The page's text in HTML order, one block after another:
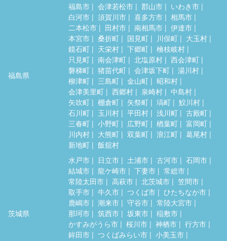
福島県
福島市 会津若松市 郡山市
いわき市
白河市
須賀川市 喜多方市
相馬市
二本松市
田村市 南相馬市
伊達市
本宮市
桑折町 国見町 川俣町
大玉村
鏡石町
天栄村 下郷町
檜枝岐村
只見町
南会津町 北塩原村
西会津町
磐梯町
猪苗代町 会津坂下町
湯川村
柳津町
三島町 金山町
昭和村
会津美里町
西郷村 泉崎村
中島村
矢吹町
棚倉町 矢祭町 塙町
鮫川村
石川町
玉川村 平田村 浅川町
古殿町
三春町
小野町 広野町 楢葉町
富岡町
川内村
大熊町 双葉町 浪江町
葛尾村
新地町
飯舘村
茨城県
水戸市 日立市 土浦市 古河市
石岡市
結城市
龍ケ崎市 下妻市
常総市
常陸太田市
高萩市 北茨城市
笠間市
取手市
牛久市 つくば市
ひたちなか市
鹿嶋市
潮来市 守谷市
常陸大宮市
那珂市
筑西市 坂東市
稲敷市
かすみがうら市
桜川市 神栖市
行方市
鉾田市
つくばみらい市
小美玉市